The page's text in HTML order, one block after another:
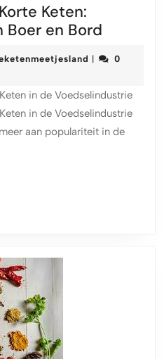
Keten:
en Bord
van
Korte
Keten:
|
0
in de Voedselindustrie
in de Voedselindustrie
aan populariteit in de